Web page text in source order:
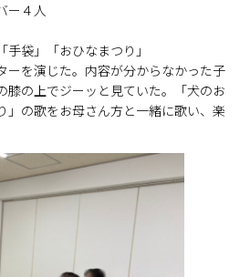
ー４人
手袋」「おひなまつり」
ーを演じた。内容が分からなかった子
膝の上でジーッと見ていた。「犬のお
」の歌をお母さん方と一緒に歌い、楽